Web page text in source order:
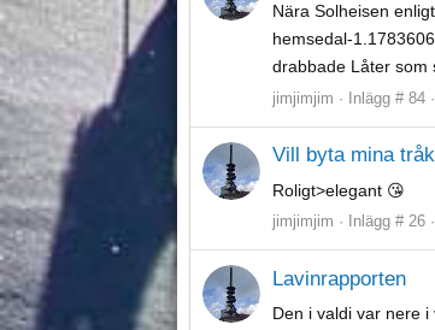
Nära Solheisen
hemsedal-
drabbade Låter som
jimjimjim Inlägg # 84
Vill byta mina
Roligt>elegant 😘
jimjimjim Inlägg # 26
Lavinrapporten
Den i valdi var nere